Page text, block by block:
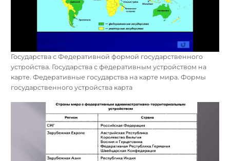
Государства с Федеративной формой государственного
устройства. Государства с федеративным устройством на
карте. Федеративные государства на карте мира. Формы
государственного устройства карта